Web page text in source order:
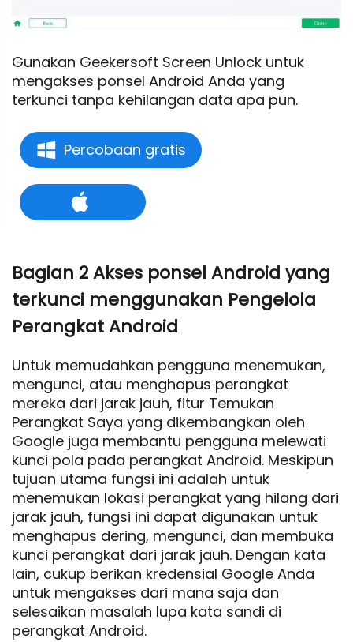
Gunakan Geekersoft Screen Unlock untuk
mengakses ponsel Android Anda yang
terkunci tanpa kehilangan data apa pun.
Percobaan gratis
Bagian 2 Akses ponsel Android yang
terkunci menggunakan Pengelola
Perangkat Android
Untuk memudahkan pengguna menemukan,
mengunci, atau menghapus perangkat
mereka dari jarak jauh, fitur Temukan
Perangkat Saya yang dikembangkan oleh
Google juga membantu pengguna melewati
kunci pola pada perangkat Android. Meskipun
tujuan utama fungsi ini adalah untuk
menemukan lokasi perangkat yang hilang dari
jarak jauh, fungsi ini dapat digunakan untuk
menghapus dering, mengunci, dan membuka
kunci perangkat dari jarak jauh. Dengan kata
lain, cukup berikan kredensial Google Anda
untuk mengakses dari mana saja dan
selesaikan masalah lupa kata sandi di
perangkat Android.